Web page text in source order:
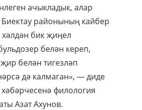
ачыкладык, алар
районының кайбер
бик җиңел
белән кереп,
белән тигезләп
дә калмаган», — диде
филология
Азат Ахунов.